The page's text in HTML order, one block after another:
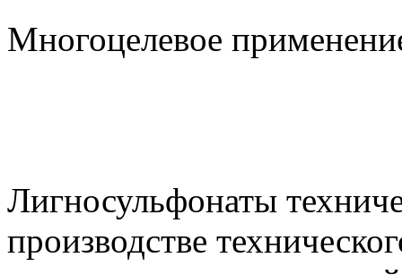
Многоцелевое
Лигносульфонаты
производстве